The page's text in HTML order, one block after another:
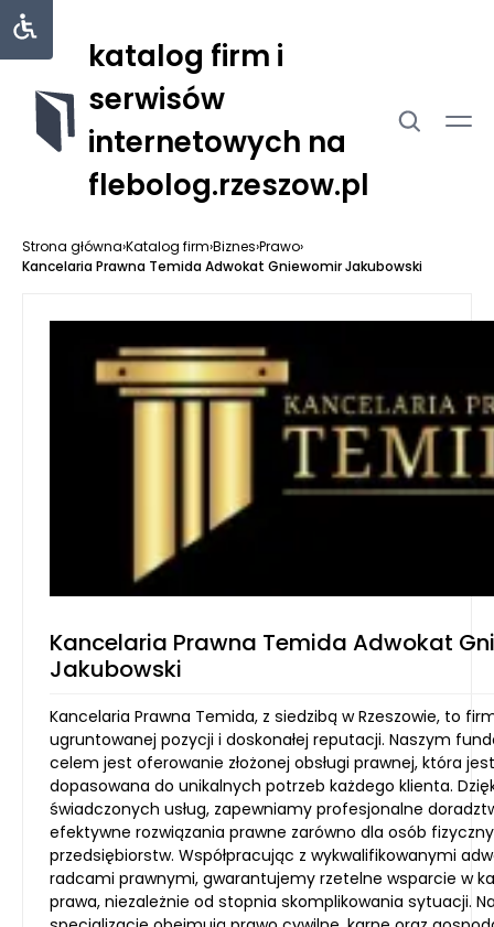
katalog firm i
serwisów
internetowych na
flebolog.rzeszow.pl
Strona główna›Katalog firm›Biznes›Prawo›
Kancelaria Prawna Temida Adwokat Gniewomir Jakubowski
Kancelaria Prawna Temida Adwokat
Jakubowski
Kancelaria Prawna Temida, z siedzibą w Rzeszowie, to
ugruntowanej pozycji i doskonałej reputacji. Naszym
celem jest oferowanie złożonej obsługi prawnej, która
dopasowana do unikalnych potrzeb każdego klienta.
świadczonych usług, zapewniamy profesjonalne
efektywne rozwiązania prawne zarówno dla osób
przedsiębiorstw. Współpracując z wykwalifikowanymi
radcami prawnymi, gwarantujemy rzetelne wsparcie w
prawa, niezależnie od stopnia skomplikowania sytuacji.